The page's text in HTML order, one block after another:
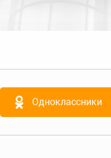
Одноклассники